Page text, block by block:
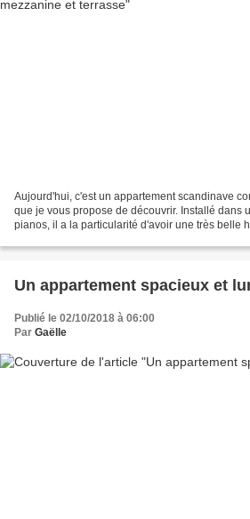
Aujourd'hui, c'est un appartement scandinave
que je vous propose de découvrir. Installé dans
pianos, il a la particularité d'avoir une très belle
Un appartement spacieux et
Publié le 02/10/2018 à 06:00
Par Gaëlle